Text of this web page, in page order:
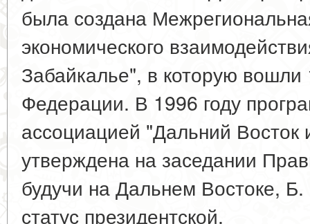
была создана
экономического
Забайкалье", в которую вошли
Федерации. В 1996 году
ассоциацией "Дальний
утверждена на заседании
будучи на Дальнем Востоке,
статус президентской.